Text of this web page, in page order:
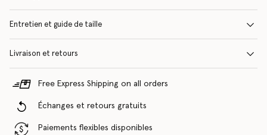
Entretien et guide de taille
Livraison et retours
Free Express Shipping on all orders
Échanges et retours gratuits
Paiements flexibles disponibles